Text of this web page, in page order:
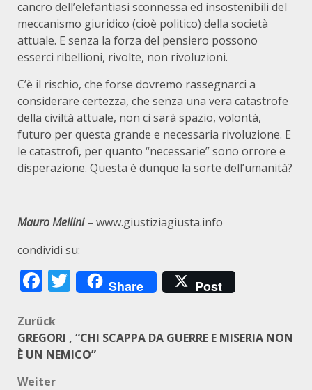
cancro dell’elefantiasi sconnessa ed insostenibili del
meccanismo giuridico (cioè politico) della società
attuale. E senza la forza del pensiero possono
esserci ribellioni, rivolte, non rivoluzioni.
C’è il rischio, che forse dovremo rassegnarci a
considerare certezza, che senza una vera catastrofe
della civiltà attuale, non ci sarà spazio, volontà,
futuro per questa grande e necessaria rivoluzione. E
le catastrofi, per quanto “necessarie” sono orrore e
disperazione. Questa è dunque la sorte dell’umanità?
Mauro Mellini– www.giustiziagiusta.info
condividi su:
Facebook
Twitter
Share Post
Beitragsnavigation
Zurück
GREGORI , “CHI SCAPPA DA GUERRE E MISERIA NON
È UN NEMICO”
Weiter